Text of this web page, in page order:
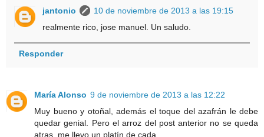
jantonio
10 de noviembre de 2013 a las 19:15
realmente rico, jose manuel. Un saludo.
Responder
María Alonso 9 de noviembre de 2013 a las 12:22
Muy bueno y otoñal, además el toque del azafrán le debe
quedar genial. Pero el arroz del post anterior no se queda
atras. me llevo un platín de cada.